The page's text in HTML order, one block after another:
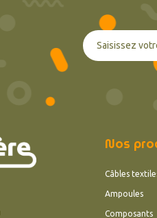
Nos
Câbles
Ampoules
Composants